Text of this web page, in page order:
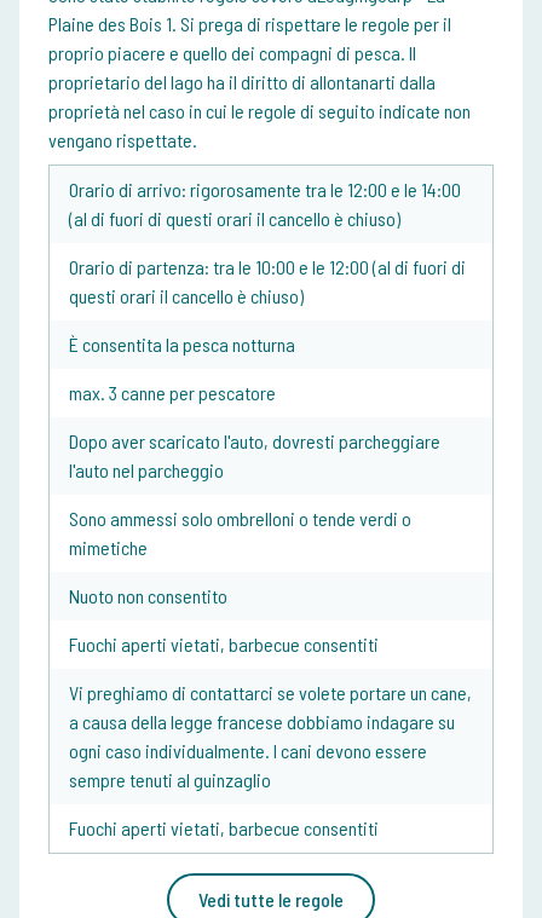
Plaine des Bois 1. Si prega di rispettare le regole per il
proprio piacere e quello dei compagni di pesca. Il
proprietario del lago ha il diritto di allontanarti dalla
proprietà nel caso in cui le regole di seguito indicate non
vengano rispettate.
Orario di arrivo: rigorosamente tra le 12:00 e le 14:00
(al di fuori di questi orari il cancello è chiuso)
Orario di partenza: tra le 10:00 e le 12:00 (al di fuori di
questi orari il cancello è chiuso)
È consentita la pesca notturna
max. 3 canne per pescatore
Dopo aver scaricato l'auto, dovresti parcheggiare
l'auto nel parcheggio
Sono ammessi solo ombrelloni o tende verdi o
mimetiche
Nuoto non consentito
Fuochi aperti vietati, barbecue consentiti
Vi preghiamo di contattarci se volete portare un cane,
a causa della legge francese dobbiamo indagare su
ogni caso individualmente. I cani devono essere
sempre tenuti al guinzaglio
Fuochi aperti vietati, barbecue consentiti
Vedi tutte le regole